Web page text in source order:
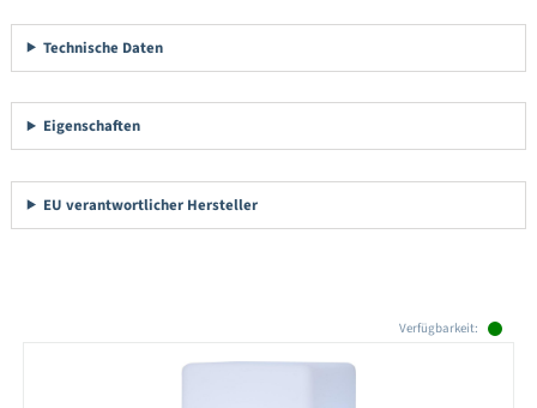
Technische Daten
Eigenschaften
EU verantwortlicher Hersteller
Verfügbarkeit: